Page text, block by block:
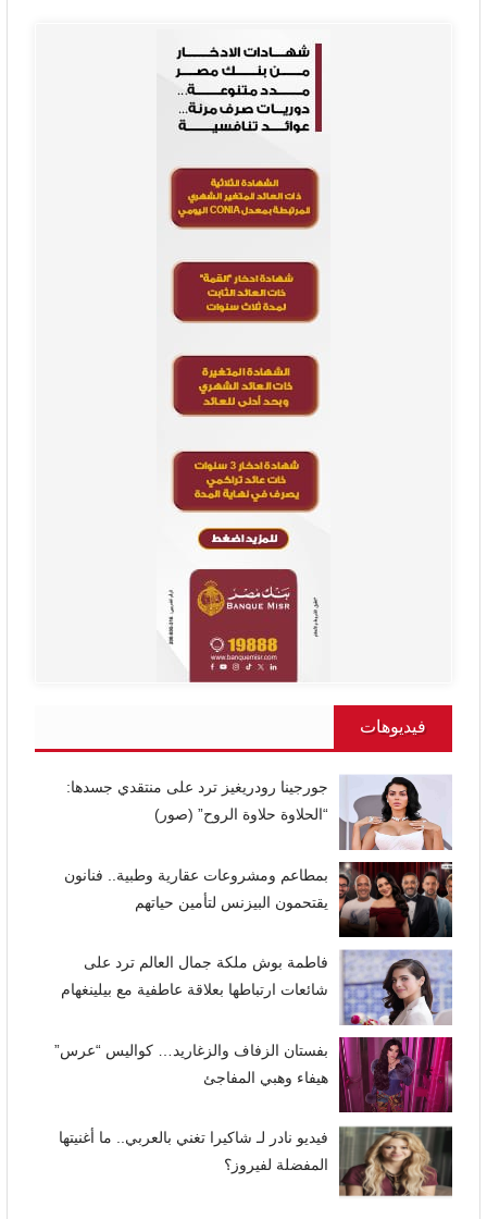
فيديوهات
جورجينا رودريغيز ترد على منتقدي جسدها:
“الحلاوة حلاوة الروح” (صور)
بمطاعم ومشروعات عقارية وطبية.. فنانون
يقتحمون البيزنس لتأمين حياتهم
فاطمة بوش ملكة جمال العالم ترد على
شائعات ارتباطها بعلاقة عاطفية مع بيلينغهام
بفستان الزفاف والزغاريد… كواليس “عرس”
هيفاء وهبي المفاجئ
فيديو نادر لـ شاكيرا تغني بالعربي.. ما أغنيتها
المفضلة لفيروز؟